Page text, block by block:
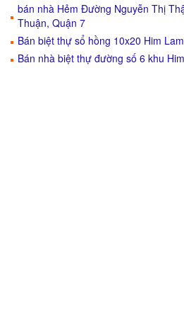
bán nhà Hẻm Đường Nguyễn Thị
Thuận, Quận 7
Bán biệt thự sổ hồng 10x20 Him
Bán nhà biệt thự đường số 6 khu